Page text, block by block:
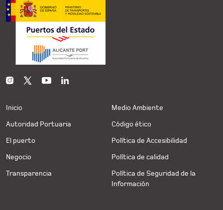
Inicio
Autoridad Portuaria
El puerto
Negocio
Transparencia
Medio Ambiente
Código ético
Política de Accesibilidad
Política de calidad
Política de Seguridad de la
Información